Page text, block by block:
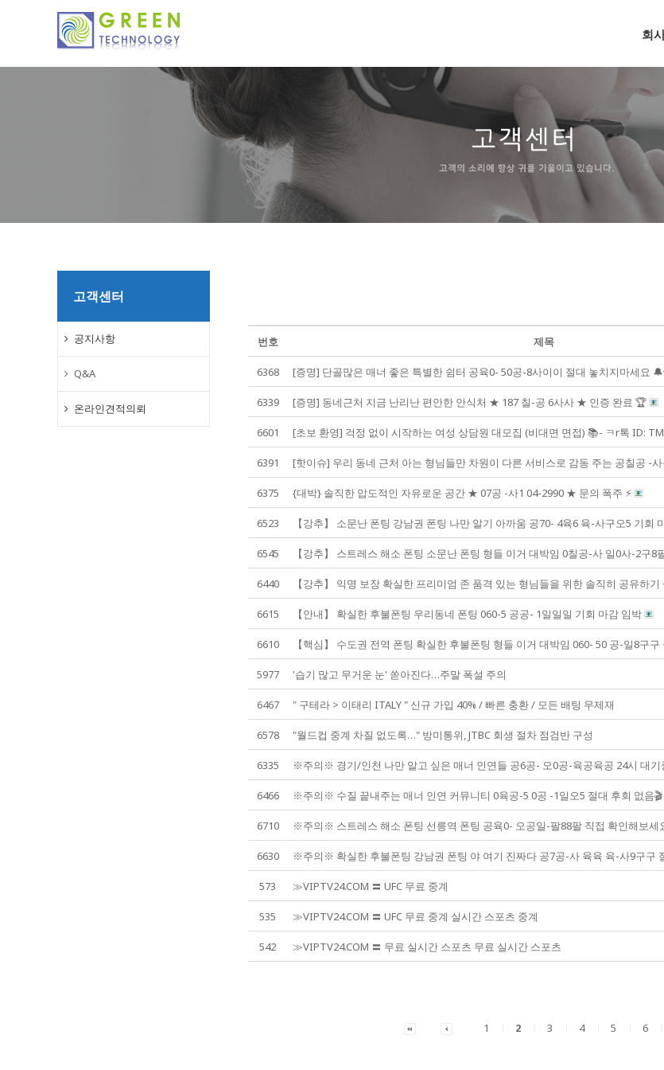
회
고객센터
공지사항
Q&A
온라인견적의뢰
번호 제목
6368 [증명] 단골많은 매너 좋은 특별한 쉼터 공육0- 50공-8사이이 절대 놓치지마세요
6339 [증명] 동네근처 지금 난리난 편안한 안식처 ★ 187 칠-공 6사사 ★ 인증 완료 🏆
6601 [초보 환영] 걱정 없이 시작하는 여성 상담원 대모집 (비대면 면접) 📚- ㅋr톡 ID:
6391 [핫이슈] 우리 동네 근처 아는 형님들만 차원이 다른 서비스로 감동 주는 공칠공 -
6375 {대박} 솔직한 압도적인 자유로운 공간 ★ 07공 -사1 04-2990 ★ 문의 폭주 ⚡
6523 【강추】 소문난 폰팅 강남권 폰팅 나만 알기 아까움 공70- 4육6 육-사구오5 기회
6545 【강추】 스트레스 해소 폰팅 소문난 폰팅 형들 이거 대박임 0칠공-사 일0사-2구8
6440 【강추】 익명 보장 확실한 프리미엄 존 품격 있는 형님들을 위한 솔직히 공유하
6615 【안내】 확실한 후불폰팅 우리동네 폰팅 060-5 공공- 1일일일 기회 마감 임박
6610 【핵심】 수도권 전역 폰팅 확실한 후불폰팅 형들 이거 대박임 060- 50 공-일8구구
5977 '습기 많고 무거운 눈' 쏟아진다…주말 폭설 주의
6467 " 구테라 > 이태리 ITALY " 신규 가입 40% / 빠른 충환 / 모든 배팅 무제재
6578 "월드컵 중계 차질 없도록…" 방미통위, JTBC 회생 절차 점검반 구성
6335 ※주의※ 경기/인천 나만 알고 싶은 매너 인연들 공6공- 오0공-육공육공 24시 대기
6466 ※주의※ 수질 끝내주는 매너 인연 커뮤니티 0육공-5 0공 -1일오5 절대 후회 없음🎬
6710 ※주의※ 스트레스 해소 폰팅 선릉역 폰팅 공육0- 오공일-팔88팔 직접 확인해보세
6630 ※주의※ 확실한 후불폰팅 강남권 폰팅 야 여기 진짜다 공7공-사 육육 육-사9구구
573 ≫VIPTV24.COM 〓 UFC 무료 중계
535 ≫VIPTV24.COM 〓 UFC 무료 중계 실시간 스포츠 중계
542 ≫VIPTV24.COM 〓 무료 실시간 스포츠 무료 실시간 스포츠
1 2 3 4 5 6